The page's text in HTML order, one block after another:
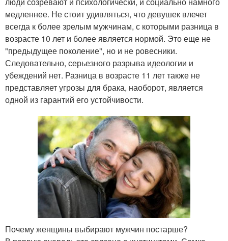
медленнее. Не стоит удивляться, что девушек влечет
всегда к более зрелым мужчинам, с которыми разница в
возрасте 10 лет и более является нормой. Это еще не
"предыдущее поколение", но и не ровесники.
Следовательно, серьезного разрыва идеологии и
убеждений нет. Разница в возрасте 11 лет также не
представляет угрозы для брака, наоборот, является
одной из гарантий его устойчивости.
Почему женщины выбирают мужчин постарше?